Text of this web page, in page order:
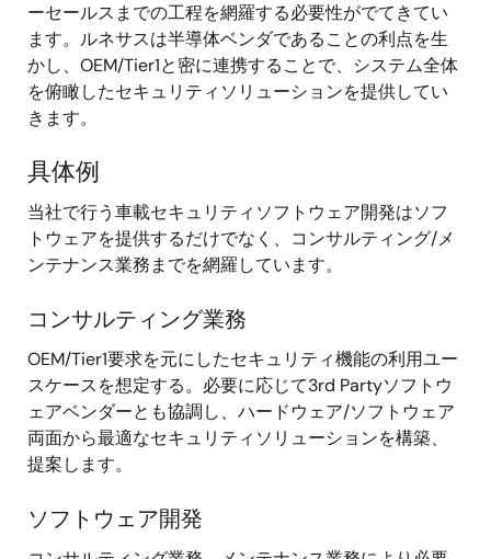
ーセールスまでの工程を網羅する必要性がでてきてい
ます。ルネサスは半導体ベンダであることの利点を生
かし、OEM/Tier1と密に連携することで、システム全体
を俯瞰したセキュリティソリューションを提供してい
きます。
具体例
当社で行う車載セキュリティソフトウェア開発はソフ
トウェアを提供するだけでなく、コンサルティング/メ
ンテナンス業務までを網羅しています。
コンサルティング業務
OEM/Tier1要求を元にしたセキュリティ機能の利用ユー
スケースを想定する。必要に応じて3rd Partyソフトウ
ェアベンダーとも協調し、ハードウェア/ソフトウェア
両面から最適なセキュリティソリューションを構築、
提案します。
ソフトウェア開発